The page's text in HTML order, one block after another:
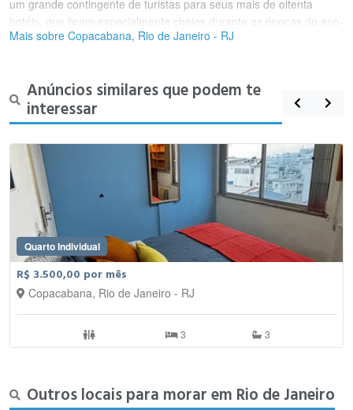
um grande contingente de turistas para seus mais de oitenta
hotéis, que ficam especialmente cheios durante as épocas do ano-
novo e do carnaval. No fim de ano, a tradicional queima de fogos
durante o resto do ano.
Mais sobre Copacabana, Rio de Janeiro - RJ
Anúncios similares que podem te
interessar
Quarto Individual
R$ 3.500,00 por mês
Copacabana, Rio de Janeiro - RJ
3 3
Outros locais para morar em Rio de Janeiro